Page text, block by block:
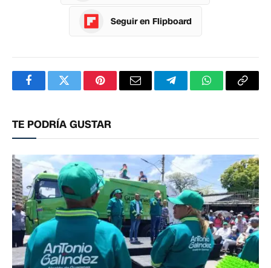
Seguir en Flipboard
FacebookTwitterPinterestCorreoTelegramWhatsApp
TE PODRÍA GUSTAR